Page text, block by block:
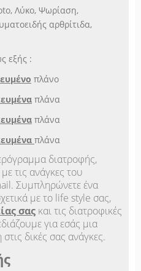
Λύκο, Ψωρίαση,
αρθρίτιδα,
εξής :
πλάνο
πλάνα
πλάνα
πλάνα
διατροφής,
τις ανάγκες του
Συμπληρώνετε ένα
με το life style σας,
σας και τις διατροφικές
για εσάς μια
δικές σας ανάγκες.